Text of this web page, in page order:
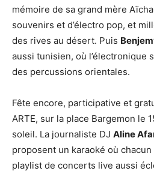
mémoire de sa grand mère
souvenirs et d’électro pop, et
des rives au désert. Puis
aussi tunisien, où l’électronique
des percussions orientales.
Fête encore, participative et
ARTE, sur la place Bargemon le
soleil. La journaliste DJ Aline
proposent un karaoké où
playlist de concerts live aussi